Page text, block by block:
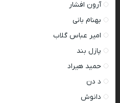
آرون افشار
بهنام بانی
امیر عباس گلاب
پازل بند
حمید هیراد
د دن
دانوش